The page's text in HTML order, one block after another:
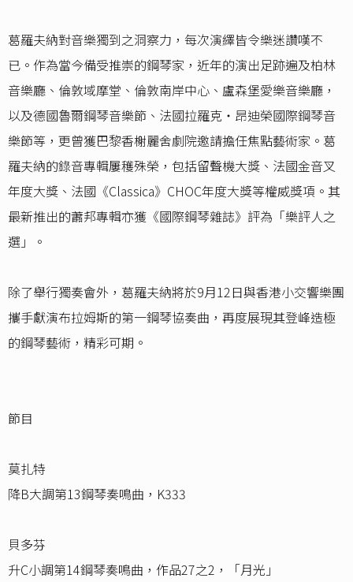
葛羅夫納對音樂獨到之洞察力，每次演繹皆令樂迷讚嘆不
已。作為當今備受推崇的鋼琴家，近年的演出足跡遍及柏林
音樂廳、倫敦域摩堂、倫敦南岸中心、盧森堡愛樂音樂廳，
以及德國魯爾鋼琴音樂節、法國拉羅克‧昂迪榮國際鋼琴音
樂節等，更曾獲巴黎香榭麗舍劇院邀請擔任焦點藝術家。葛
羅夫納的錄音專輯屢穫殊榮，包括留聲機大獎、法國金音叉
年度大獎、法國《Classica》CHOC年度大獎等權威獎項。其
最新推出的蕭邦專輯亦獲《國際鋼琴雜誌》評為「樂評人之
選」。
除了舉行獨奏會外，葛羅夫納將於9月12日與香港小交響樂團
攜手獻演布拉姆斯的第一鋼琴協奏曲，再度展現其登峰造極
的鋼琴藝術，精彩可期。
節目
莫扎特
降B大調第13鋼琴奏鳴曲，K333
貝多芬
升C小調第14鋼琴奏鳴曲，作品27之2，「月光」